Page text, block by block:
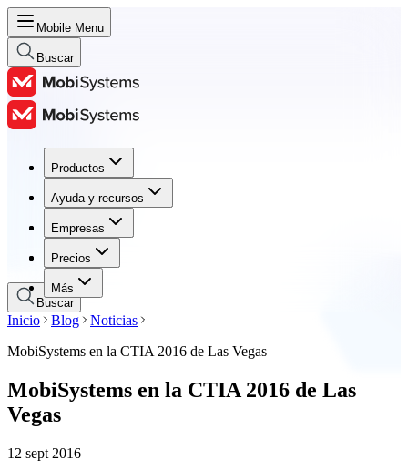
Mobile Menu
Buscar
Productos
Ayuda y recursos
Empresas
Precios
Más
Productos
Ayuda y recursos
Empresas
Precios
Buscar
Inicio Blog
Noticias
MobiSystems en la CTIA 2016 de Las Vegas
MobiSystems en la CTIA 2016 de Las
Vegas
12 sept 2016